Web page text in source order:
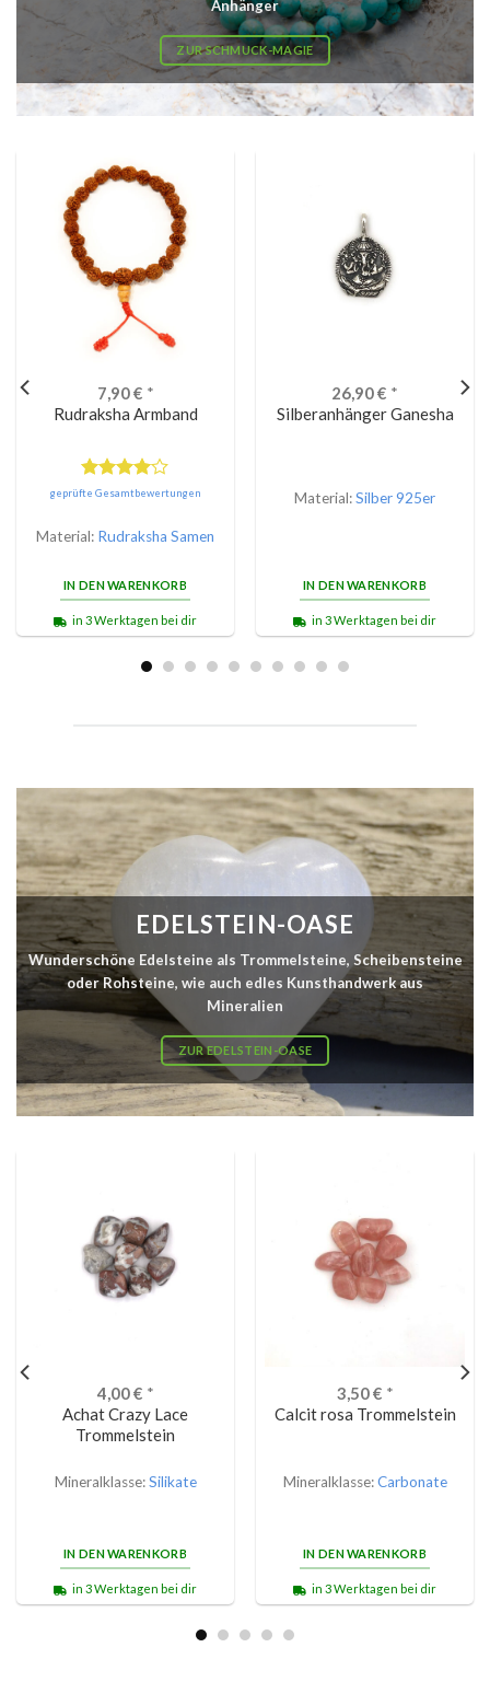
Anhänger
ZUR SCHMUCK-MAGIE
7,90€ *
Rudraksha Armband
Bewertet
von 5
geprüfte Gesamtbewertungen
Material: Rudraksha Samen
IN DEN WARENKORB
in 3 Werktagen bei dir
26,90€ *
Silberanhänger Ganesha
Material:Silber 925er
IN DEN WARENKORB
in 3 Werktagen bei dir
4,00€ *
Achat Crazy Lace
Trommelstein
Mineralklasse:Silikate
IN DEN WARENKORB
in 3 Werktagen bei dir
3,50€ *
Calcit rosa Trommelstein
Mineralklasse:Carbonate
IN DEN WARENKORB
in 3 Werktagen bei dir
EDELSTEIN-OASE
Wunderschöne Edelsteine als Trommelsteine, Scheibensteine
oder Rohsteine, wie auch edles Kunsthandwerk aus
Mineralien
ZUR EDELSTEIN-OASE